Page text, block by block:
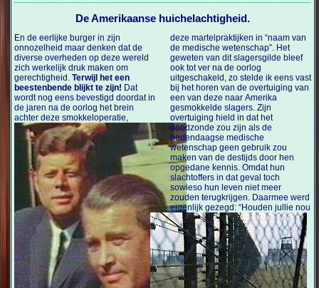
De Amerikaanse huichelachtigheid.
En de eerlijke burger in zijn
onnozelheid maar denken dat de
diverse overheden op deze wereld
zich werkelijk druk maken om
gerechtigheid.Terwijl het een
beestenbende blijkt te zijn! Dat
wordt nog eens bevestigd doordat in
de jaren na de oorlog het brein
achter deze smokkeloperatie,
deze martelpraktijken in “naam van
de medische wetenschap”. Het
geweten van dit slagersgilde bleef
ook tot ver na de oorlog
uitgeschakeld, zo stelde ik eens vast
bij het horen van de overtuiging van
een van deze naar Amerika
gesmokkelde slagers. Zijn
overtuiging hield in dat het
doodzonde zou zijn als de
hedendaagse medische
wetenschap geen gebruik zou
maken van de destijds door hen
opgedane kennis. Omdat hun
slachtoffers in dat geval toch
sowieso hun leven niet meer
zouden terugkrijgen. Daarmee werd
eigenlijk gezegd: “Houden jullie nou